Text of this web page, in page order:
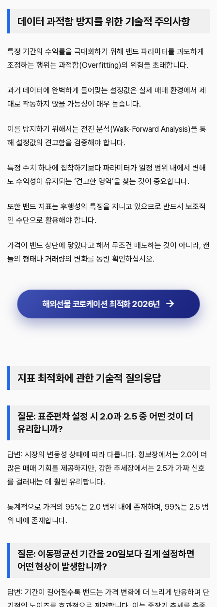
데이터 과적합 방지를 위한 기술적 주의사항
특정 기간의 수익률을 극대화하기 위해 밴드 파라미터를 과도하게
조정하는 행위는 과적합(Overfitting)의 위험을 초래합니다.
과거 데이터에 완벽하게 들어맞는 설정값은 실제 매매 환경에서 제
대로 작동하지 않을 가능성이 매우 높습니다.
이를 방지하기 위해서는 전진 분석(Walk-Forward Analysis)을 통
해 설정값의 견고함을 검증해야 합니다.
특정 수치 하나에 집착하기보다 파라미터가 일정 범위 내에서 변해
도 수익성이 유지되는 ‘견고한 영역’을 찾는 것이 중요합니다.
또한 밴드 지표는 후행성의 특징을 지니고 있으므로 반드시 보조적
인 수단으로 활용해야 합니다.
가격이 밴드 상단에 닿았다고 해서 무조건 매도하는 것이 아니라, 캔
들의 형태나 거래량의 변화를 동반 확인하십시오.
해외선물 코로케이션 최적화 2026년
지표 최적화에 관한 기술적 질의응답
질문: 표준편차 설정 시 2.0과 2.5 중 어떤 것이 더
유리합니까?
답변: 시장의 변동성 상태에 따라 다릅니다. 횡보장에서는 2.0이 더
많은 매매 기회를 제공하지만, 강한 추세장에서는 2.5가 가짜 신호
를 걸러내는 데 훨씬 유리합니다.
통계적으로 가격의 95%는 2.0 범위 내에 존재하며, 99%는 2.5 범
위 내에 존재합니다.
질문: 이동평균선 기간을 20일보다 길게 설정하면
어떤 현상이 발생합니까?
답변: 기간이 길어질수록 밴드는 가격 변화에 더 느리게 반응하며 단